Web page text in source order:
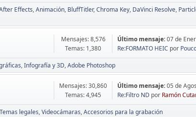
Effects Animación BluffTitler Chroma Key DaVinci Resolve
Mensajes: 8,576
Temas: 1,380
Último mensaje:07 de
Re:FORMATO HEIC por
Infografía y 3D Adobe Photoshop
Mensajes: 30,860
Temas: 4,945
Último mensaje:05 de
Re:Filtro ND por Ramón
Temas legales Videocámaras Accesorios para la grabación